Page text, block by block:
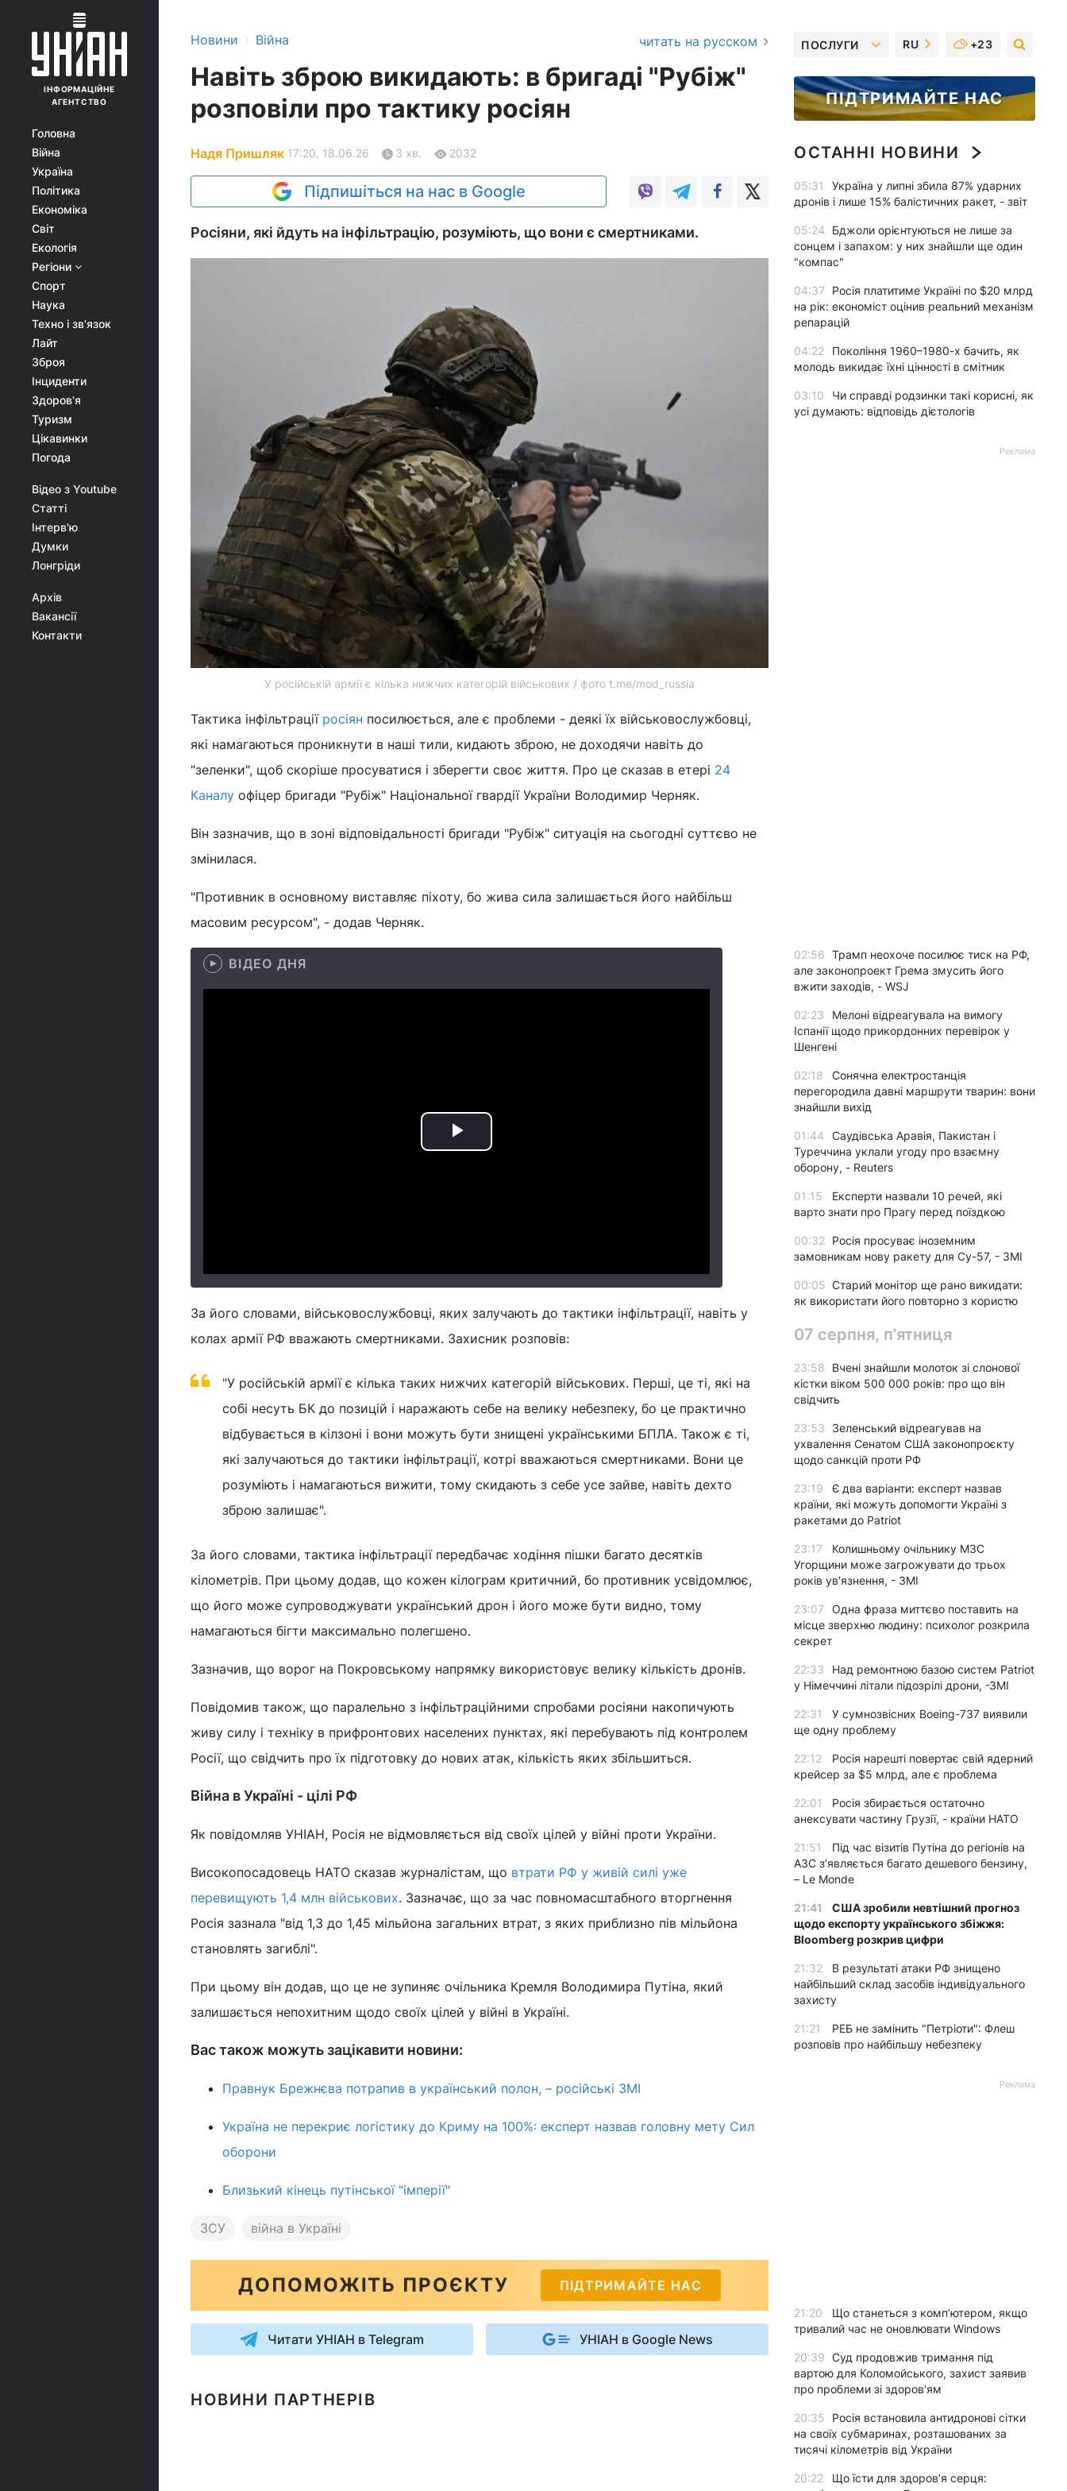
ІНФОРМАЦІЙНЕ
АГЕНТСТВО
Головна
Війна
Україна
Політика
Економіка
Світ
Екологія
Регіони
Спорт
Наука
Техно і зв'язок
Лайт
Зброя
Інциденти
Здоров'я
Туризм
Цікавинки
Погода
Відео з Youtube
Статті
Інтерв'ю
Думки
Лонгріди
Архів
Вакансії
Контакти
Новини › Війна читать на русском
Навіть зброю викидають: в бригаді "Рубіж"
розповіли про тактику росіян
Надя Пришляк 17:20, 18.06.26 3 хв. 2032
Підпишіться на нас в Google
Росіяни, які йдуть на інфільтрацію, розуміють, що вони є смертниками.
У російській армії є кілька нижчих категорій військових / фото t.me/mod_russia
Тактика інфільтрації росіян посилюється, але є проблеми - деякі їх військовослужбовці,
які намагаються проникнути в наші тили, кидають зброю, не доходячи навіть до
"зеленки", щоб скоріше просуватися і зберегти своє життя. Про це сказав в етері 24
Каналу офіцер бригади "Рубіж" Національної гвардії України Володимир Черняк.
Він зазначив, що в зоні відповідальності бригади "Рубіж" ситуація на сьогодні суттєво не
змінилася.
"Противник в основному виставляє піхоту, бо жива сила залишається його найбільш
масовим ресурсом", - додав Черняк.
ВІДЕО ДНЯ
Play
За його словами, військовослужбовці, яких залучають до тактики інфільтрації, навіть у
колах армії РФ вважають смертниками. Захисник розповів:
"У російській армії є кілька таких нижчих категорій військових. Перші, це ті, які на
собі несуть БК до позицій і наражають себе на велику небезпеку, бо це практично
відбувається в кілзоні і вони можуть бути знищені українськими БПЛА. Також є ті,
які залучаються до тактики інфільтрації, котрі вважаються смертниками. Вони це
розуміють і намагаються вижити, тому скидають з себе усе зайве, навіть дехто
зброю залишає".
За його словами, тактика інфільтрації передбачає ходіння пішки багато десятків
кілометрів. При цьому додав, що кожен кілограм критичний, бо противник усвідомлює,
що його може супроводжувати український дрон і його може бути видно, тому
намагаються бігти максимально полегшено.
Зазначив, що ворог на Покровському напрямку використовує велику кількість дронів.
Повідомив також, що паралельно з інфільтраційними спробами росіяни накопичують
живу силу і техніку в прифронтових населених пунктах, які перебувають під контролем
Росії, що свідчить про їх підготовку до нових атак, кількість яких збільшиться.
Війна в Україні - цілі РФ
Як повідомляв УНІАН, Росія не відмовляється від своїх цілей у війні проти України.
Високопосадовець НАТО сказав журналістам, що втрати РФ у живій силі уже
перевищують 1,4 млн військових. Зазначає, що за час повномасштабного вторгнення
Росія зазнала "від 1,3 до 1,45 мільйона загальних втрат, з яких приблизно пів мільйона
становлять загиблі".
При цьому він додав, що це не зупиняє очільника Кремля Володимира Путіна, який
залишається непохитним щодо своїх цілей у війні в Україні.
Вас також можуть зацікавити новини:
Правнук Брежнєва потрапив в український полон, – російські ЗМІ
Україна не перекриє логістику до Криму на 100%: експерт назвав головну мету Сил
оборони
Близький кінець путінської "імперії"
ЗСУ війна в Україні
ДОПОМОЖІТЬ ПРОЄКТУ ПІДТРИМАЙТЕ НАС
Читати УНІАН в Telegram УНІАН в Google News
НОВИНИ ПАРТНЕРІВ
ПОСЛУГИ RU +23
ПІДТРИМАЙТЕ НАС
ОСТАННІ НОВИНИ
05:31
Україна у липні збила 87% ударних
дронів і лише 15% балістичних ракет, - звіт
05:24
Бджоли орієнтуються не лише за
сонцем і запахом: у них знайшли ще один
"компас"
04:37
Росія платитиме Україні по $20 млрд
на рік: економіст оцінив реальний механізм
репарацій
04:22
Покоління 1960–1980-х бачить, як
молодь викидає їхні цінності в смітник
03:10
Чи справді родзинки такі корисні, як
усі думають: відповідь дієтологів
Реклама
02:56 Трамп неохоче посилює тиск на РФ,
але законопроект Грема змусить його
вжити заходів, - WSJ
02:23
Мелоні відреагувала на вимогу
Іспанії щодо прикордонних перевірок у
Шенгені
02:18
Сонячна електростанція
перегородила давні маршрути тварин: вони
знайшли вихід
01:44
Саудівська Аравія, Пакистан і
Туреччина уклали угоду про взаємну
оборону, - Reuters
01:15
Експерти назвали 10 речей, які
варто знати про Прагу перед поїздкою
00:32
Росія просуває іноземним
замовникам нову ракету для Су-57, - ЗМІ
00:05 Старий монітор ще рано викидати:
як використати його повторно з користю
07 серпня, п'ятниця
23:58
Вчені знайшли молоток зі слонової
кістки віком 500 000 років: про що він
свідчить
23:53
Зеленський відреагував на
ухвалення Сенатом США законопроєкту
щодо санкцій проти РФ
23:19
Є два варіанти: експерт назвав
країни, які можуть допомогти Україні з
ракетами до Patriot
23:17
Колишньому очільнику МЗС
Угорщини може загрожувати до трьох
років ув'язнення, - ЗМІ
23:07
Одна фраза миттєво поставить на
місце зверхню людину: психолог розкрила
секрет
22:33
Над ремонтною базою систем Patriot
у Німеччині літали підозрілі дрони, -ЗМІ
22:31
У сумнозвісних Boeing-737 виявили
ще одну проблему
22:12
Росія нарешті повертає свій ядерний
крейсер за $5 млрд, але є проблема
22:01
Росія збирається остаточно
анексувати частину Грузії, - країни НАТО
21:51
Під час візитів Путіна до регіонів на
АЗС з’являється багато дешевого бензину,
– Le Monde
21:41
США зробили невтішний прогноз
щодо експорту українського збіжжя:
Bloomberg розкрив цифри
21:32
В результаті атаки РФ знищено
найбільший склад засобів індивідуального
захисту
21:21
РЕБ не замінить "Петріоти": Флеш
розповів про найбільшу небезпеку
Реклама
21:20
Що станеться з комп’ютером, якщо
тривалий час не оновлювати Windows
20:39 Суд продовжив тримання під
вартою для Коломойського, захист заявив
про проблеми зі здоров'ям
20:35
Росія встановила антидронові сітки
на своїх субмаринах, розташованих за
тисячі кілометрів від України
20:22
Що їсти для здоров’я серця: